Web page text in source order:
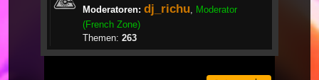
Moderatoren: dj_richu Moderator
(French Zone)
Themen: 263